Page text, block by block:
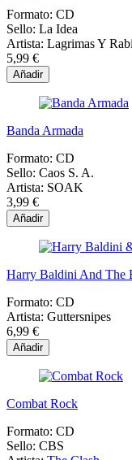
Formato: CD
Sello: La Idea
Artista: Lagrimas Y
5,99 €
Añadir
Banda Armada
Formato: CD
Sello: Caos S. A.
Artista: SOAK
3,99 €
Añadir
Harry Baldini And The
Formato: CD
Artista: Guttersnipes
6,99 €
Añadir
Combat Rock
Formato: CD
Sello: CBS